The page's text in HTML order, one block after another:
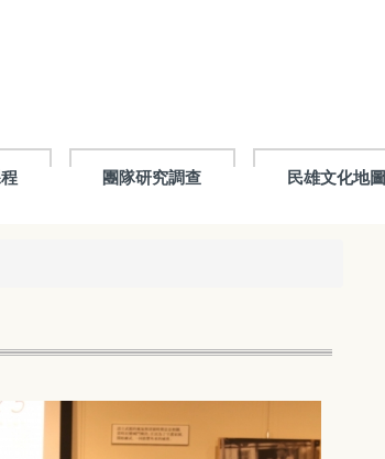
團隊研究調查 民雄文化地圖